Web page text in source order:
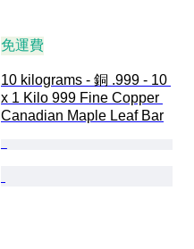
免運費
10 kilograms - 銅 .999 - 10
x 1 Kilo 999 Fine Copper
Canadian Maple Leaf Bar